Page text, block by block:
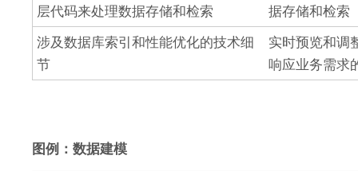
层代码来处理数据存储和检索
据存储和检索
涉及数据库索引和性能优化的技术细
节
实时预览和调
响应业务需求
图例：数据建模